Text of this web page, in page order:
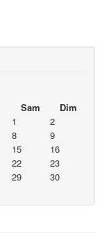
Sam
Dim
1
2
8
9
15
16
22
23
29
30